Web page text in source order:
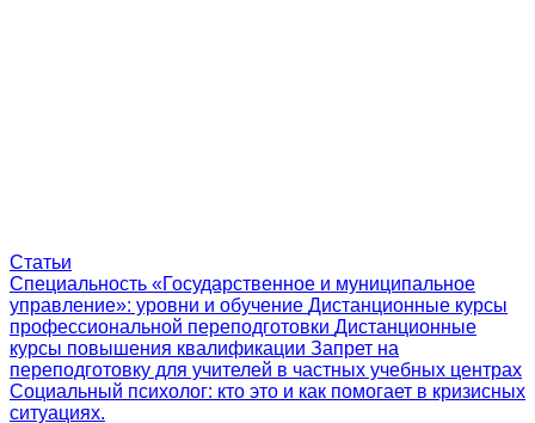
Статьи
Специальность «Государственное и муниципальное
управление»: уровни и обучение Дистанционные курсы
профессиональной переподготовки Дистанционные
курсы повышения квалификации Запрет на
переподготовку для учителей в частных учебных центрах
Социальный психолог: кто это и как помогает в кризисных
ситуациях.